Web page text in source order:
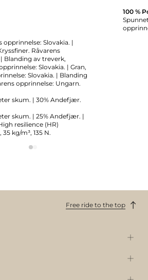
opprinnelse: Slovakia. |
Råvarens
Blanding av treverk,
Slovakia. | Gran,
Slovakia. | Blanding
opprinnelse: Ungarn.
skum. | 30% Andefjær.
skum. | 25% Andefjær. |
resilience (HR)
kg/m³, 135 N.
100 %
Free ride to the top